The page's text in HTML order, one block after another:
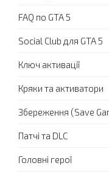
FAQ по GTA 5
Social Club для GTA 5
Ключ активації
Кряки та активатори
Збереження (Save
Патчі та DLC
Головні герої